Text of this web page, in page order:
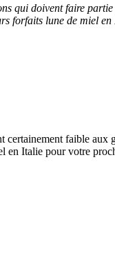
qui doivent faire
forfaits lune de miel
faible
en Italie pour votre